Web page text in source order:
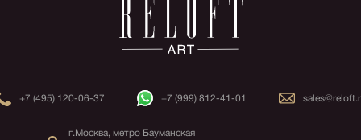
+7 (495) 120-06-37 +7 (999) 812-41-01
г.Москва, метро Бауманская